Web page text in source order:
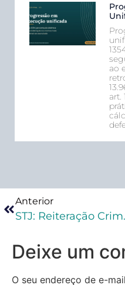
ao
art.
Anterior
STJ:
Deixe um
O seu endereço de e-